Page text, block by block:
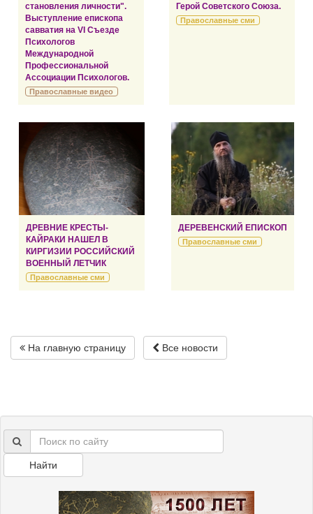
становления личности".
Выступление епископа
савватия на VI Съезде
Психологов
Международной
Профессиональной
Ассоциации Психологов.
Православные видео
Герой Советского Союза.
Православные сми
ДРЕВНИЕ КРЕСТЫ-
КАЙРАКИ НАШЕЛ В
КИРГИЗИИ РОССИЙСКИЙ
ВОЕННЫЙ ЛЕТЧИК
Православные сми
ДЕРЕВЕНСКИЙ ЕПИСКОП
Православные сми
На главную страницу Все новости
Найти